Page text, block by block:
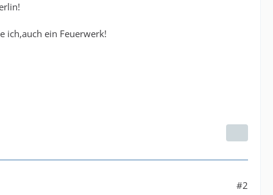
ich,auch ein Feuerwerk!
#2